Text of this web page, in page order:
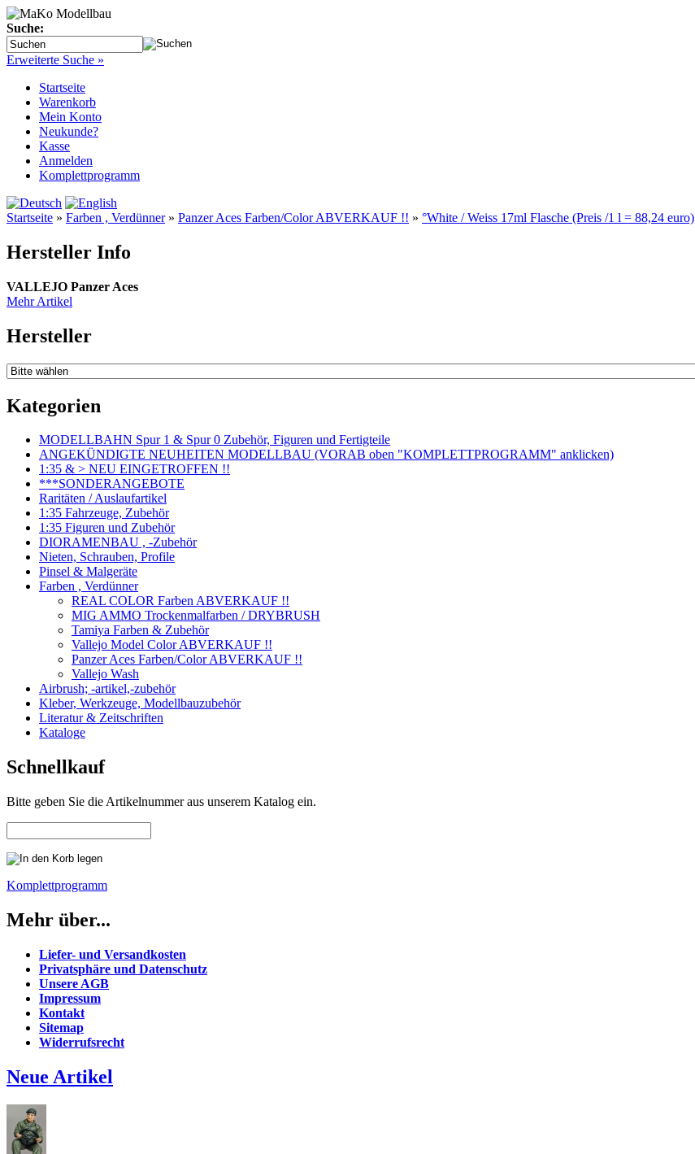
Suche:
Erweiterte Suche »
Startseite
Warenkorb
Mein Konto
Neukunde?
Kasse
Anmelden
Komplettprogramm
Startseite » Farben , Verdünner» Panzer Aces Farben/Color ABVERKAUF !! » °White / Weiss 17ml Flasche (Preis /1 l = 88,24 euro)
Hersteller Info
VALLEJO Panzer Aces
Mehr Artikel
Hersteller
Kategorien
MODELLBAHN Spur 1 & Spur 0 Zubehör, Figuren und Fertigteile
ANGEKÜNDIGTE NEUHEITEN MODELLBAU (VORAB oben "KOMPLETTPROGRAMM" anklicken)
1:35 & > NEU EINGETROFFEN !!
***SONDERANGEBOTE
Raritäten / Auslaufartikel
1:35 Fahrzeuge, Zubehör
1:35 Figuren und Zubehör
DIORAMENBAU , -Zubehör
Nieten, Schrauben, Profile
Pinsel & Malgeräte
Farben , Verdünner
REAL COLOR Farben ABVERKAUF !!
MIG AMMO Trockenmalfarben / DRYBRUSH
Tamiya Farben & Zubehör
Vallejo Model Color ABVERKAUF !!
Panzer Aces Farben/Color ABVERKAUF !!
Vallejo Wash
Airbrush; -artikel,-zubehör
Kleber, Werkzeuge, Modellbauzubehör
Literatur & Zeitschriften
Kataloge
Schnellkauf
Bitte geben Sie die Artikelnummer aus unserem Katalog ein.
Komplettprogramm
Mehr über...
Liefer- und Versandkosten
Privatsphäre und Datenschutz
Unsere AGB
Impressum
Kontakt
Sitemap
Widerrufsrecht
Neue Artikel